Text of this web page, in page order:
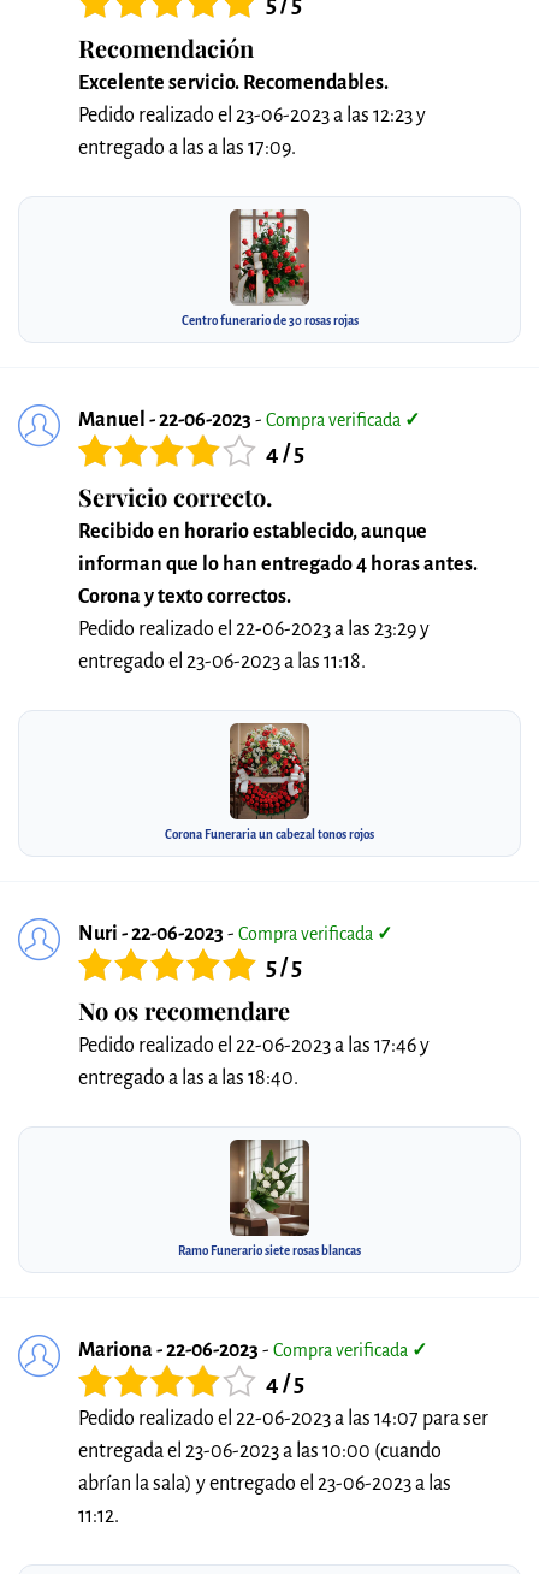
Recomendación
Excelente servicio. Recomendables.
Pedido realizado el 23-06-2023 a las 12:23 y
entregado a las a las 17:09.
Centro funerario de 30 rosas rojas
Manuel - 22-06-2023 - Compra verificada ✓
4 / 5
Servicio correcto.
Recibido en horario establecido, aunque
informan que lo han entregado 4 horas antes.
Corona y texto correctos.
Pedido realizado el 22-06-2023 a las 23:29 y
entregado el 23-06-2023 a las 11:18.
Corona Funeraria un cabezal tonos rojos
Nuri - 22-06-2023 - Compra verificada ✓
5 / 5
No os recomendare
Pedido realizado el 22-06-2023 a las 17:46 y
entregado a las a las 18:40.
Ramo Funerario siete rosas blancas
Mariona - 22-06-2023 - Compra verificada ✓
4 / 5
Pedido realizado el 22-06-2023 a las 14:07 para ser
entregada el 23-06-2023 a las 10:00 (cuando
abrían la sala) y entregado el 23-06-2023 a las
11:12.